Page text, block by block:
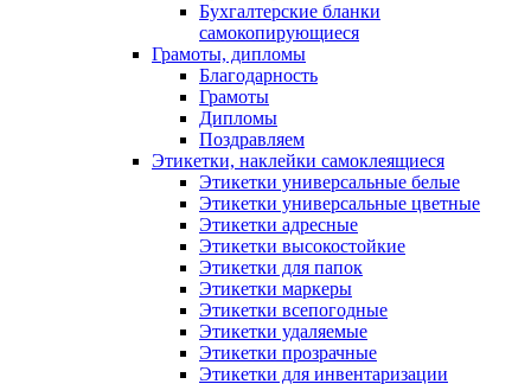
Бухгалтерские бланки
самокопирующиеся
Грамоты, дипломы
Благодарность
Грамоты
Дипломы
Поздравляем
Этикетки, наклейки самоклеящиеся
Этикетки универсальные белые
Этикетки универсальные цветные
Этикетки адресные
Этикетки высокостойкие
Этикетки для папок
Этикетки маркеры
Этикетки всепогодные
Этикетки удаляемые
Этикетки прозрачные
Этикетки для инвентаризации